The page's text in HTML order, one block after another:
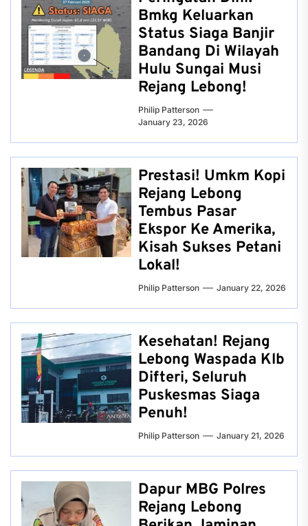
Bmkg Keluarkan
Status Siaga Banjir
Bandang Di Wilayah
Hulu Sungai Musi
Rejang Lebong!
Philip Patterson
January 23, 2026
Prestasi! Umkm Kopi
Rejang Lebong
Tembus Pasar
Ekspor Ke Amerika,
Kisah Sukses Petani
Lokal!
Philip Patterson January 22, 2026
Kesehatan! Rejang
Lebong Waspada Klb
Difteri, Seluruh
Puskesmas Siaga
Penuh!
Philip Patterson January 21, 2026
Dapur MBG Polres
Rejang Lebong